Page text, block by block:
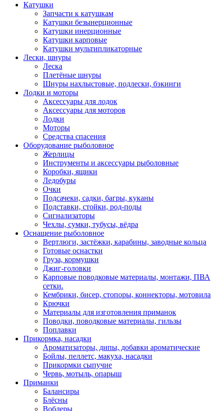
Катушки
Запчасти к катушкам
Катушки безынерционные
Катушки инерционные
Катушки карповые
Катушки мультипликаторные
Лески, шнуры
Леска
Плетёные шнуры
Шнуры нахлыстовые, подлески, бэкинги
Лодки и моторы
Аксессуары для лодок
Аксессуары для моторов
Лодки
Моторы
Средства спасения
Оборудование рыболовное
Жерлицы
Инструменты и аксессуары рыболовные
Коробки, ящики
Ледобуры
Очки
Подсачеки, садки, багры, куканы
Подставки, стойки, род-поды
Сигнализаторы
Чехлы, сумки, тубусы, вёдра
Оснащение рыболовное
Вертлюги, застёжки, карабины, заводные кольца
Готовые оснастки
Груза, кормушки
Джиг-головки
Карповые поводковые материалы, монтажи, ПВА
сетки.
Кембрики, бисер, стопоры, коннекторы, мотовила
Крючки
Материалы для изготовления приманок
Поводки, поводковые материалы, гильзы
Поплавки
Прикормка, насадки
Ароматизаторы, дипы, добавки ароматические
Бойлы, пеллетс, макуха, насадки
Прикормки сыпучие
Червь, мотыль, опарыш
Приманки
Балансиры
Блёсны
Воблеры